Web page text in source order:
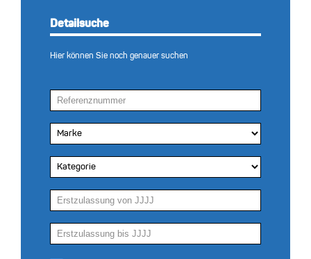
Detailsuche
Hier können Sie noch genauer suchen